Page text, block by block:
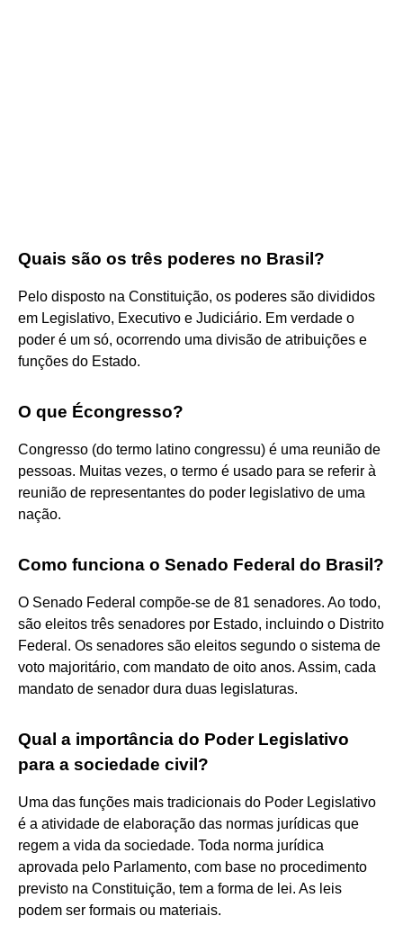
Quais são os três poderes no Brasil?
Pelo disposto na Constituição, os poderes são divididos
em Legislativo, Executivo e Judiciário. Em verdade o
poder é um só, ocorrendo uma divisão de atribuições e
funções do Estado.
O que Écongresso?
Congresso (do termo latino congressu) é uma reunião de
pessoas. Muitas vezes, o termo é usado para se referir à
reunião de representantes do poder legislativo de uma
nação.
Como funciona o Senado Federal do Brasil?
O Senado Federal compõe-se de 81 senadores. Ao todo,
são eleitos três senadores por Estado, incluindo o Distrito
Federal. Os senadores são eleitos segundo o sistema de
voto majoritário, com mandato de oito anos. Assim, cada
mandato de senador dura duas legislaturas.
Qual a importância do Poder Legislativo
para a sociedade civil?
Uma das funções mais tradicionais do Poder Legislativo
é a atividade de elaboração das normas jurídicas que
regem a vida da sociedade. Toda norma jurídica
aprovada pelo Parlamento, com base no procedimento
previsto na Constituição, tem a forma de lei. As leis
podem ser formais ou materiais.